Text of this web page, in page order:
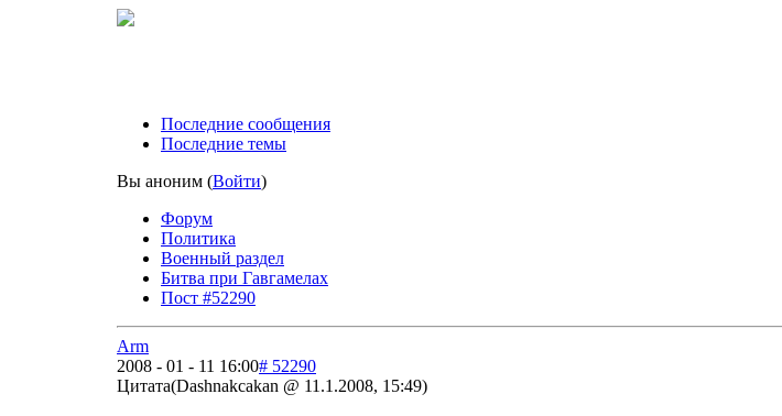
Последние сообщения
Последние темы
Вы аноним (Войти)
Форум
Политика
Военный раздел
Битва при Гавгамелах
Пост #52290
Arm
2008 - 01 - 11 16:00# 52290
Цитата(Dashnakcakan @ 11.1.2008, 15:49)